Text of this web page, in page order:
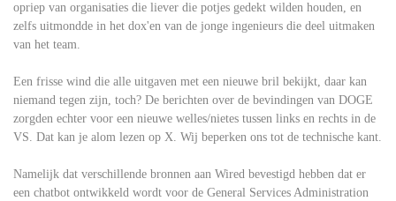
opriep van organisaties die liever die potjes gedekt wilden houden, en
zelfs uitmondde in het dox'en van de jonge ingenieurs die deel uitmaken
van het team.
Een frisse wind die alle uitgaven met een nieuwe bril bekijkt, daar kan
niemand tegen zijn, toch? De berichten over de bevindingen van DOGE
zorgden echter voor een nieuwe welles/nietes tussen links en rechts in de
VS. Dat kan je alom lezen op X. Wij beperken ons tot de technische kant.
Namelijk dat verschillende bronnen aan Wired bevestigd hebben dat er
een chatbot ontwikkeld wordt voor de General Services Administration